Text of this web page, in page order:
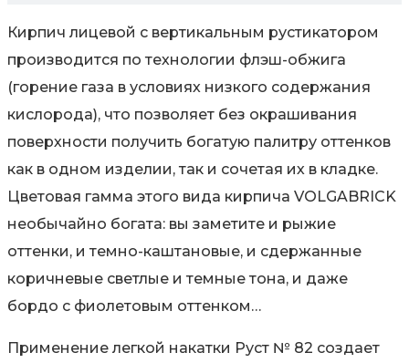
Кирпич лицевой с вертикальным рустикатором
производится по технологии флэш-обжига
(горение газа в условиях низкого содержания
кислорода), что позволяет без окрашивания
поверхности получить богатую палитру оттенков
как в одном изделии, так и сочетая их в кладке.
Цветовая гамма этого вида кирпича VOLGABRICK
необычайно богата: вы заметите и рыжие
оттенки, и темно-каштановые, и сдержанные
коричневые светлые и темные тона, и даже
бордо с фиолетовым оттенком…
Применение легкой накатки Руст № 82 создает